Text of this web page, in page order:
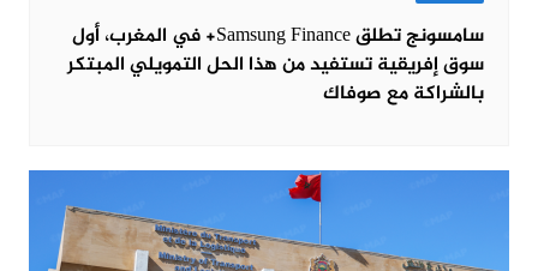
سامسونج تطلق Samsung Finance+ في المغرب، أول
سوق إفريقية تستفيد من هذا الحل التمويلي المبتكر
بالشراكة مع صوفاك